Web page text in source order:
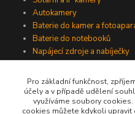
Autokamery
Baterie do kamer a
Baterie do notebooků
Napájecí zdroje a nabíječky
Jsme na Facebooku
Pro základní funkčnost,
účely a v případě udělení
využíváme soubory
cookies můžete kdykoli